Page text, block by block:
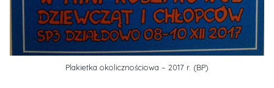
Plakietka okolicznościowa – 2017 r. (BP)